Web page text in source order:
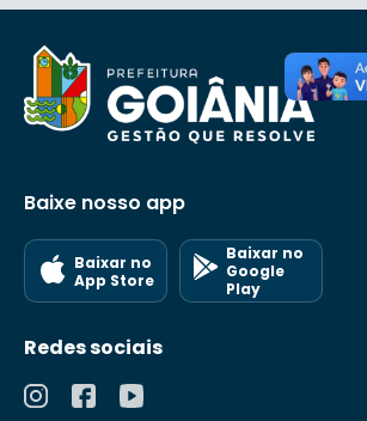
Baixe nosso app
Baixar no
App Store
Baixar no
Google
Play
Redes sociais